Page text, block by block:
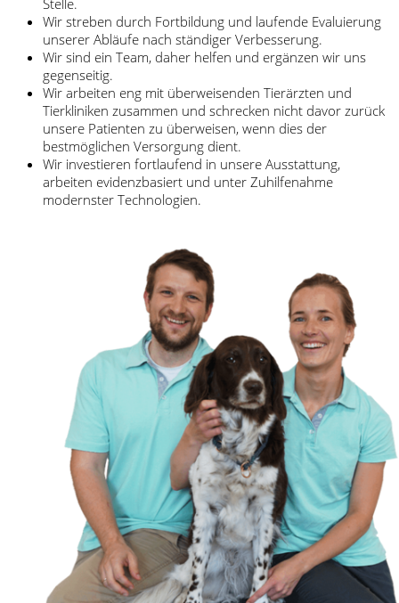
Wir streben durch Fortbildung und laufende Evaluierung
unserer Abläufe nach ständiger Verbesserung.
Wir sind ein Team, daher helfen und ergänzen wir uns
gegenseitig.
Wir arbeiten eng mit überweisenden Tierärzten und
Tierkliniken zusammen und schrecken nicht davor zurück
unsere Patienten zu überweisen, wenn dies der
bestmöglichen Versorgung dient.
Wir investieren fortlaufend in unsere Ausstattung,
arbeiten evidenzbasiert und unter Zuhilfenahme
modernster Technologien.